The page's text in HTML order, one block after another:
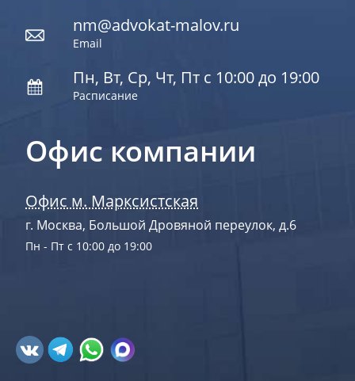
Офис компании
Офис м. Марксистская
г. Москва, Большой Дровяной переулок, д.6
Пн - Пт с 10:00 до 19:00
nm@advokat-malov.ru
Email
Пн, Вт, Ср, Чт, Пт с 10:00 до 19:00
Расписание